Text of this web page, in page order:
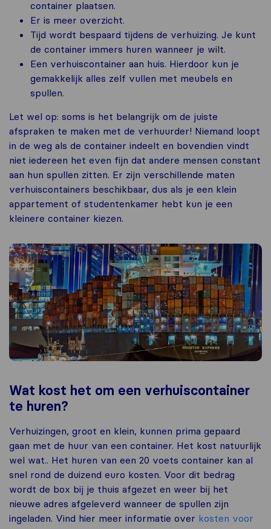
container plaatsen.
Er is meer overzicht.
Tijd wordt bespaard tijdens de verhuizing. Je kunt
de container immers huren wanneer je wilt.
Een verhuiscontainer aan huis. Hierdoor kun je
gemakkelijk alles zelf vullen met meubels en
spullen.
Let wel op: soms is het belangrijk om de juiste
afspraken te maken met de verhuurder! Niemand loopt
in de weg als de container indeelt en bovendien vindt
niet iedereen het even fijn dat andere mensen constant
aan hun spullen zitten. Er zijn verschillende maten
verhuiscontainers beschikbaar, dus als je een klein
appartement of studentenkamer hebt kun je een
kleinere container kiezen.
Wat kost het om een verhuiscontainer
te huren?
Verhuizingen, groot en klein, kunnen prima gepaard
gaan met de huur van een container. Het kost natuurlijk
wel wat.. Het huren van een 20 voets container kan al
snel rond de duizend euro kosten. Voor dit bedrag
wordt de box bij je thuis afgezet en weer bij het
nieuwe adres afgeleverd wanneer de spullen zijn
ingeladen. Vind hier meer informatie over kosten voor